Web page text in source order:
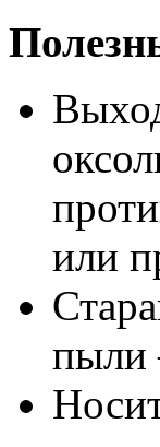
или
пыли